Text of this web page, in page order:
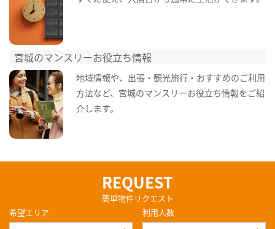
宮城のマンスリーお役立ち情報
地域情報や、出張・観光旅行・おすすめのご利用
方法など、宮城のマンスリーお役立ち情報をご紹
介します。
REQUEST
簡単物件リクエスト
希望エリア
利用人数